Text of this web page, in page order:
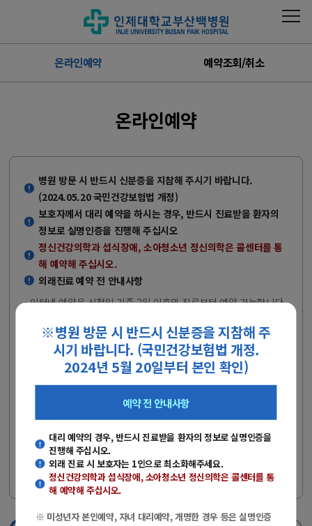
온라인예약 예약조회/취소
※병원 방문 시 반드시 신분증을 지참해 주
시기 바랍니다. (국민건강보험법 개정.
2024년 5월 20일부터 본인 확인)
예약 전 안내사항
대리 예약의 경우, 반드시 진료받을 환자의 정보로 실명인증을
진행해 주십시오.
외래 진료 시 보호자는 1인으로 최소화해주세요.
정신건강의학과 섭식장애, 소아청소년 정신의학은 콜센터를 통
해 예약해 주십시오.
※ 미성년자 본인예약, 자녀 대리예약, 개명한 경우 등은 실명인증
온라인예약
병원 방문 시 반드시 신분증을 지참해 주시기 바랍니다.
(2024.05.20 국민건강보험법 개정)
보호자께서 대리 예약을 하시는 경우, 반드시 진료받을 환자의
정보로 실명인증을 진행해 주십시오
정신건강의학과 섭식장애, 소아청소년 정신의학은 콜센터를 통
해 예약해 주십시오.
외래진료 예약 전 안내사항
- 인터넷 예약은 신청일 기준 2일 이후의 진료부터 예약 가능합니다.
- 당일 외래 진료를 원하는 경우에는 콜센터로 전화문의 후 방문해주
시기 바랍니다.
- 전화예약 : 051-890-6114
- 상담시간 : 평일(08:00~17:00), 토요일(08:00~12:00)
※ 미성년자 본인예약, 자녀 대리예약, 개명한 경우 등은 실명인증
등록을 먼저 하셔야 합니다.
※ 실명인증 등록은[사이렌24>실명등록 바로가기]
요.